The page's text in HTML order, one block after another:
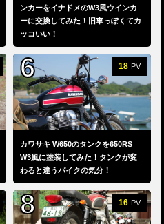
ンカーをイナドメのW3風ウインカ
ーに交換してみた！旧車っぽくてカ
ッコいい！
18 PV
カワサキ W650のタンクを650RS
W3風に塗装してみた！タンクが変
わると違うバイクの気分！
16 PV